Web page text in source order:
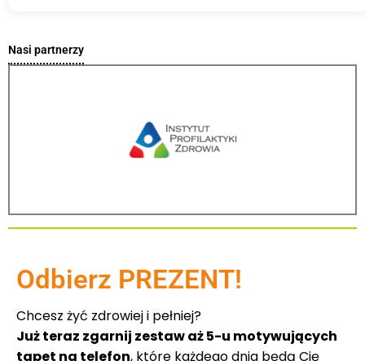
Nasi partnerzy
Odbierz PREZENT!
Chcesz żyć zdrowiej i pełniej?
Już teraz zgarnij zestaw aż 5-u motywujących
tapet na telefon, które każdego dnia będą Cię